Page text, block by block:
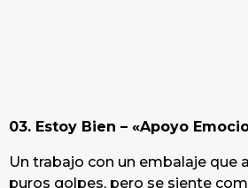
03. Estoy Bien – «Apoyo
Un trabajo con un embalaje que
puros golpes, pero se siente